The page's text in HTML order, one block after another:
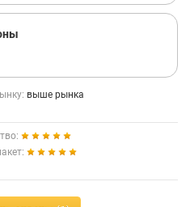
Я прошу передать это письмо
и дать мне обратную связь о
тоже будет ответом.
оказали),выше рынка